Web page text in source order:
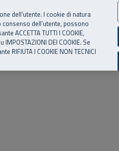
Risorse utili Supporto
dell’utente. I cookie di natura
dell’utente, possono
ACCETTA TUTTI I COOKIE,
DEI COOKIE. Se
I COOKIE NON TECNICI